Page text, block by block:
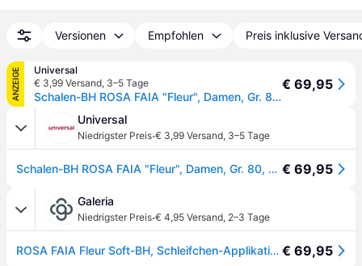
Versionen Empfohlen Preis inklusive
ANZEIGE
Universal
€ 3,99 Versand, 3–5 Tage
Schalen-BH ROSA FAIA "Fleur", Damen, Gr. 80, Cup C, beige (crystal), Stoff, Obermaterial: 83% Polyamid, 17% Elasthan, clean, kontrastfarbene Details, unifarben mit Farbeinsatz, klassisch, BHs Schalen-BH, Schaumstoff-Cups, mit Spitze, verstellbare Träger, bügellos, elastisch
€ 69,95
Universal
Niedrigster Preis·€ 3,99 Versand, 3–5 Tage
Schalen-BH ROSA FAIA "Fleur", Damen, Gr. 80, Cup C, beige (crystal), Stoff, Obermaterial: 83% Polyamid, 17% Elasthan, clean, kontrastfarbene Details, unifarben mit Farbeinsatz, klassisch, BHs Schalen-BH, Schaumstoff-Cups, mit Spitze, verstellbare Träger, bügellos, elastisch € 69,95
Galeria
Niedrigster Preis·€ 4,95 Versand, 2–3 Tage
ROSA FAIA Fleur Soft-BH, Schleifchen-Applikation, für Damen, weiß, 70C € 69,95